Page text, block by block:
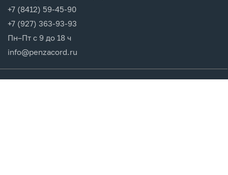
+7 (8412) 59-45-90
+7 (927) 363-93-93
Пн–Пт с 9 до 18 ч
info@penzacord.ru
Производители